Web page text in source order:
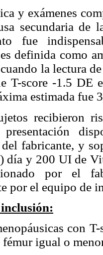
y exámenes
secundaria de
fue
definida como
la lectura
T-score -1.5 DE
estimada fue
recibieron
fabricante, y
día y 200 UI de
por el
por el equipo de
con
igual o